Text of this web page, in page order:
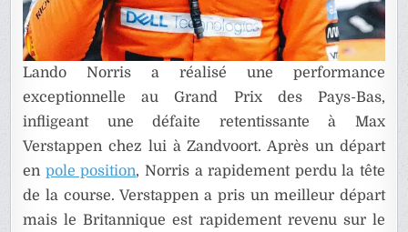
Lando Norris a réalisé une performance
exceptionnelle au Grand Prix des Pays-Bas,
infligeant une défaite retentissante à Max
Verstappen chez lui à Zandvoort. Après un départ
en pole position, Norris a rapidement perdu la tête
de la course. Verstappen a pris un meilleur départ
mais le Britannique est rapidement revenu sur le